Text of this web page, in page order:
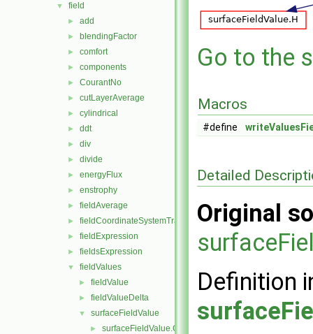
▼ field
► add
► blendingFactor
► comfort
► components
► CourantNo
► cutLayerAverage
► cylindrical
► ddt
► div
► divide
► energyFlux
► enstrophy
► fieldAverage
► fieldCoordinateSystemTransform
► fieldExpression
► fieldsExpression
▼ fieldValues
► fieldValue
► fieldValueDelta
▼ surfaceFieldValue
► surfaceFieldValue.C
Go to the
Macros
#define
Detailed
Original
Definition